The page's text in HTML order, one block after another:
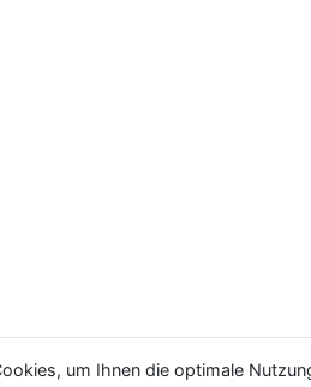
um Ihnen die optimale